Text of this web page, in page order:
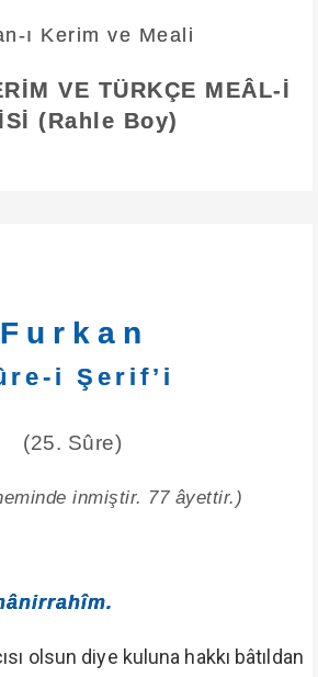
ı Kerim ve Meali
VE TÜRKÇE MEÂL-İ
(Rahle Boy)
Furkan
i Şerif’i
(25. Sûre)
inmiştir. 77 âyettir.)
olsun diye kuluna hakkı bâtıldan